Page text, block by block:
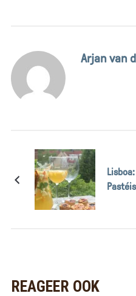
Arjan van
REAGEER OOK